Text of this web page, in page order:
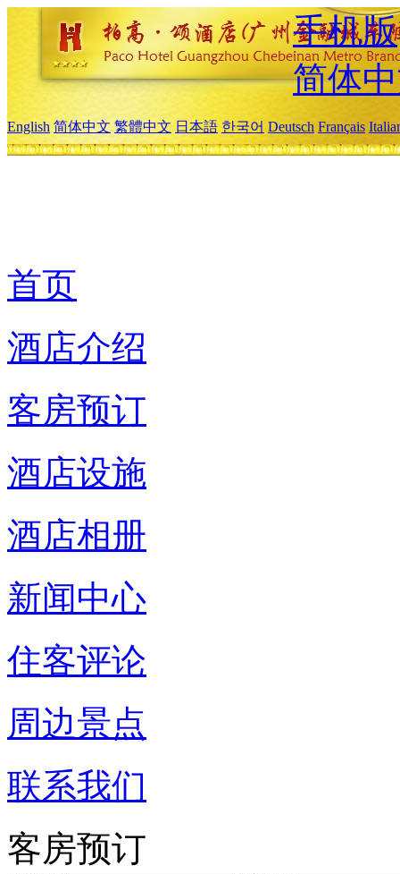
手机版
简体
English 简体中文 繁體中文 日本語 한국어 Deutsch Français
首页
酒店介绍
客房预订
酒店设施
酒店相册
新闻中心
住客评论
周边景点
联系我们
客房预订